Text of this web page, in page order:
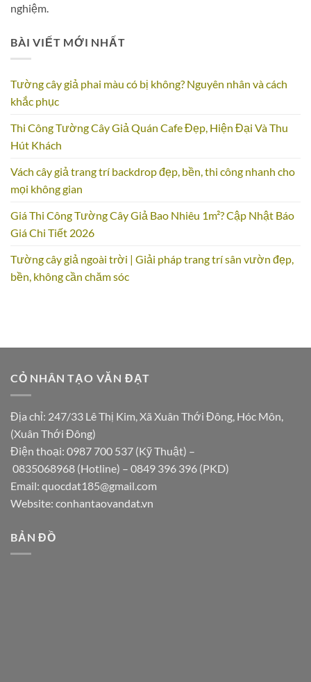
nghiệm.
BÀI VIẾT MỚI NHẤT
Tường cây giả phai màu có bị không? Nguyên nhân và cách
khắc phục
Thi Công Tường Cây Giả Quán Cafe Đẹp, Hiện Đại Và Thu
Hút Khách
Vách cây giả trang trí backdrop đẹp, bền, thi công nhanh cho
mọi không gian
Giá Thi Công Tường Cây Giả Bao Nhiêu 1m²? Cập Nhật Báo
Giá Chi Tiết 2026
Tường cây giả ngoài trời | Giải pháp trang trí sân vườn đẹp,
bền, không cần chăm sóc
CỎ NHÂN TẠO VĂN ĐẠT
Địa chỉ: 247/33 Lê Thị Kim, Xã Xuân Thới Đông, Hóc Môn,
(Xuân Thới Đông)
Điện thoại: 0987 700 537 (Kỹ Thuật) –
0835068968 (Hotline) – 0849 396 396 (PKD)
Email: quocdat185@gmail.com
Website: conhantaovandat.vn
BẢN ĐỒ